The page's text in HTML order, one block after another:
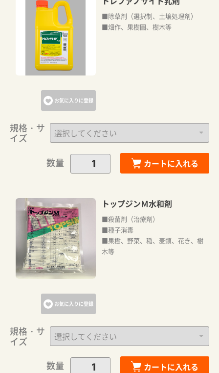
お気に入りに登録
■除草剤（選択制、土壌処理剤）
■畑作、果樹園、樹木等
規格・サ
イズ
数量
カートに入れる
お気に入りに登録
トップジンＭ水和剤
■殺菌剤（治療剤）
■種子消毒
■果樹、野菜、稲、麦類、花き、樹
木等
規格・サ
イズ
数量
カートに入れる